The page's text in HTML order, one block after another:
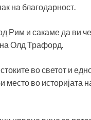
на благодарност.
Рим и сакаме да ви
Олд Трафорд.
во светот и
во историјата